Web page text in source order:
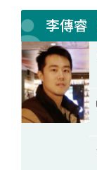
李傳睿